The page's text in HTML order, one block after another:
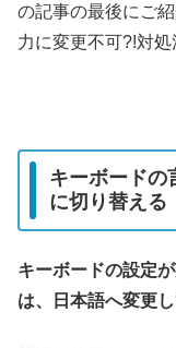
の記事の最後にご
力に変更不可?!対処
キーボードの
に切り替える
キーボードの設定
は、日本語へ変更し